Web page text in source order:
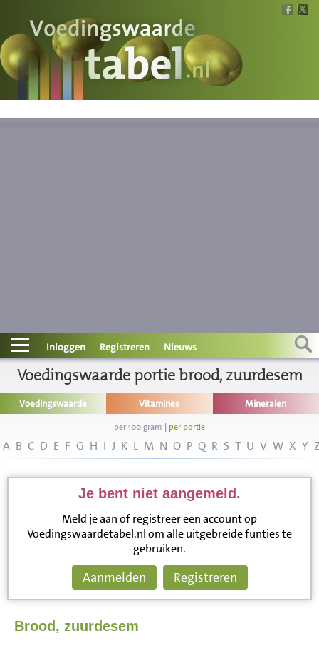
Voedingswaarde
Wat is wat?
Contact
Informatie
Disclaimer
Inloggen Registreren Nieuws
Voedingswaarde portie brood, zuurdesem
Voedingswaarde Vitamines Mineralen
per 100 gram | per portie
A B C D E F G H I J K L M N O P Q R S T U V W X Y
Je bent niet aangemeld.
Meld je aan of registreer een account op
Voedingswaardetabel.nl om alle uitgebreide funties te
gebruiken.
Aanmelden Registreren
Brood, zuurdesem